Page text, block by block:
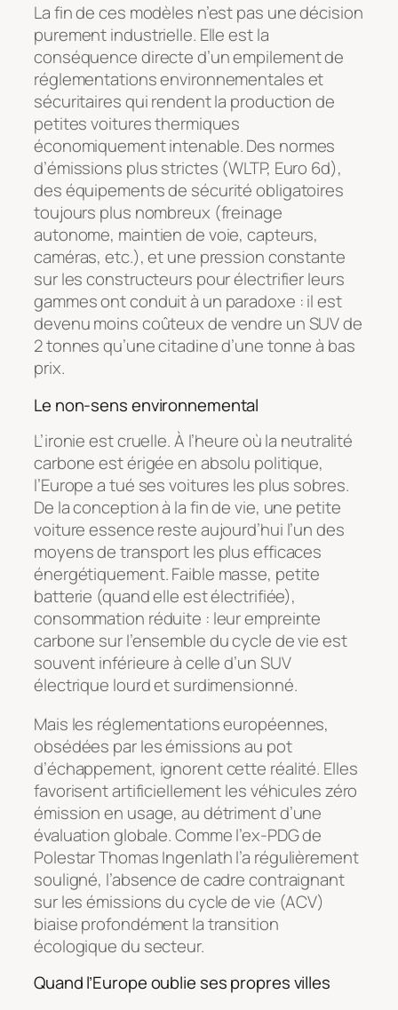
La fin de ces modèles n’est pas une décision
purement industrielle. Elle est la
conséquence directe d’un empilement de
réglementations environnementales et
sécuritaires qui rendent la production de
petites voitures thermiques
économiquement intenable. Des normes
d’émissions plus strictes (WLTP, Euro 6d),
des équipements de sécurité obligatoires
toujours plus nombreux (freinage
autonome, maintien de voie, capteurs,
caméras, etc.), et une pression constante
sur les constructeurs pour électrifier leurs
gammes ont conduit à un paradoxe : il est
devenu moins coûteux de vendre un SUV de
2 tonnes qu’une citadine d’une tonne à bas
prix.
Le non-sens environnemental
L’ironie est cruelle. À l’heure où la neutralité
carbone est érigée en absolu politique,
l’Europe a tué ses voitures les plus sobres.
De la conception à la fin de vie, une petite
voiture essence reste aujourd’hui l’un des
moyens de transport les plus efficaces
énergétiquement. Faible masse, petite
batterie (quand elle est électrifiée),
consommation réduite : leur empreinte
carbone sur l’ensemble du cycle de vie est
souvent inférieure à celle d’un SUV
électrique lourd et surdimensionné.
Mais les réglementations européennes,
obsédées par les émissions au pot
d’échappement, ignorent cette réalité. Elles
favorisent artificiellement les véhicules zéro
émission en usage, au détriment d’une
évaluation globale. Comme l’ex-PDG de
Polestar Thomas Ingenlath l’a régulièrement
souligné, l’absence de cadre contraignant
sur les émissions du cycle de vie (ACV)
biaise profondément la transition
écologique du secteur.
Quand l’Europe oublie ses propres villes